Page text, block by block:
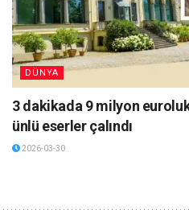
DÜNYA
3 dakikada 9 milyon
ünlü eserler çalındı
2026-03-30